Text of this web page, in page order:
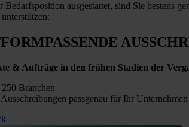
ausgestattet, sind Sie bestens
PASSENDE
& Aufträge in den frühen Stadien der
Branchen
passgenau für Ihr Unternehmen